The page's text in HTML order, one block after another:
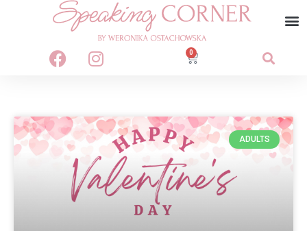
0
ADULTS